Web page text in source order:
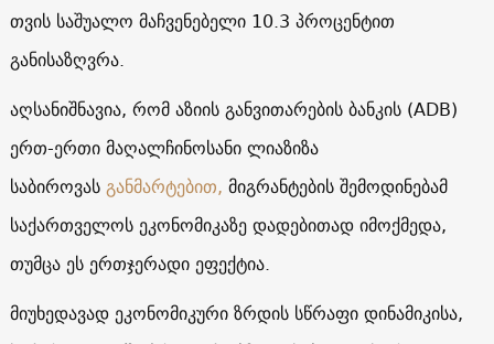
თვის საშუალო მაჩვენებელი 10.3 პროცენტით
განისაზღვრა.
აღსანიშნავია, რომ აზიის განვითარების ბანკის (ADB)
ერთ-ერთი მაღალჩინოსანი ლიაზიზა
საბიროვასგანმარტებით, მიგრანტების შემოდინებამ
საქართველოს ეკონომიკაზე დადებითად იმოქმედა,
თუმცა ეს ერთჯერადი ეფექტია.
მიუხედავად ეკონომიკური ზრდის სწრაფი დინამიკისა,